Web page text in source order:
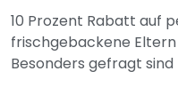
10 Prozent Rabatt auf
frischgebackene
Besonders gefragt sind